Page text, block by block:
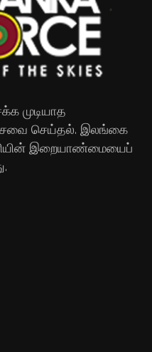
முடியாத
சேவை செய்தல். இலங்கை
இறையாண்மையைப்